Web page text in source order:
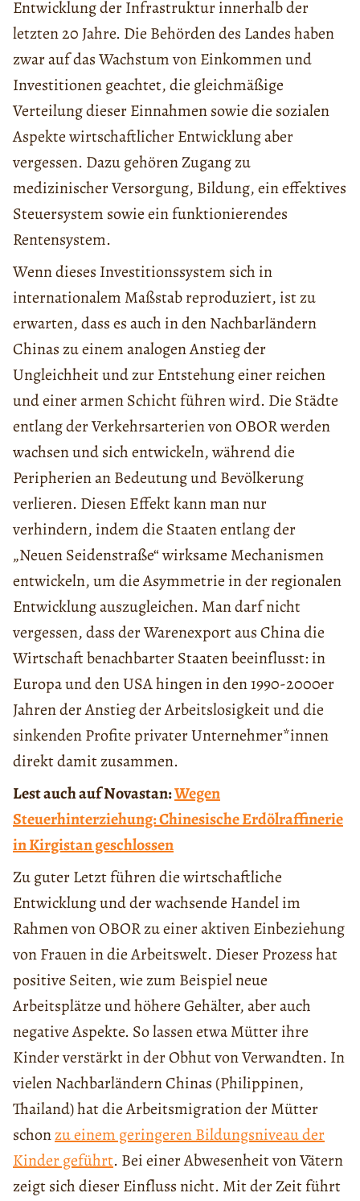
Entwicklung der Infrastruktur innerhalb der
letzten 20 Jahre. Die Behörden des Landes haben
zwar auf das Wachstum von Einkommen und
Investitionen geachtet, die gleichmäßige
Verteilung dieser Einnahmen sowie die sozialen
Aspekte wirtschaftlicher Entwicklung aber
vergessen. Dazu gehören Zugang zu
medizinischer Versorgung, Bildung, ein effektives
Steuersystem sowie ein funktionierendes
Rentensystem.
Wenn dieses Investitionssystem sich in
internationalem Maßstab reproduziert, ist zu
erwarten, dass es auch in den Nachbarländern
Chinas zu einem analogen Anstieg der
Ungleichheit und zur Entstehung einer reichen
und einer armen Schicht führen wird. Die Städte
entlang der Verkehrsarterien von OBOR werden
wachsen und sich entwickeln, während die
Peripherien an Bedeutung und Bevölkerung
verlieren. Diesen Effekt kann man nur
verhindern, indem die Staaten entlang der
„Neuen Seidenstraße“ wirksame Mechanismen
entwickeln, um die Asymmetrie in der regionalen
Entwicklung auszugleichen. Man darf nicht
vergessen, dass der Warenexport aus China die
Wirtschaft benachbarter Staaten beeinflusst: in
Europa und den USA hingen in den 1990-2000er
Jahren der Anstieg der Arbeitslosigkeit und die
sinkenden Profite privater Unternehmer*innen
direkt damit zusammen.
Lest auch auf Novastan:Wegen
Steuerhinterziehung: Chinesische Erdölraffinerie
in Kirgistan geschlossen
Zu guter Letzt führen die wirtschaftliche
Entwicklung und der wachsende Handel im
Rahmen von OBOR zu einer aktiven Einbeziehung
von Frauen in die Arbeitswelt. Dieser Prozess hat
positive Seiten, wie zum Beispiel neue
Arbeitsplätze und höhere Gehälter, aber auch
negative Aspekte. So lassen etwa Mütter ihre
Kinder verstärkt in der Obhut von Verwandten. In
vielen Nachbarländern Chinas (Philippinen,
Thailand) hat die Arbeitsmigration der Mütter
schonzu einem geringeren Bildungsniveau der
Kinder geführt. Bei einer Abwesenheit von Vätern
zeigt sich dieser Einfluss nicht. Mit der Zeit führt